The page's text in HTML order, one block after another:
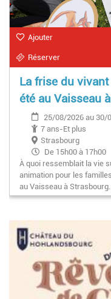
Ajouter
Réserver
La frise du
été au Vaisseau
25/08/2026 au 30/
7 ans-Et plus
Strasbourg
De 15h00 à 17h00
À quoi ressemblait la vie
animation pour les
au Vaisseau à Strasbourg.